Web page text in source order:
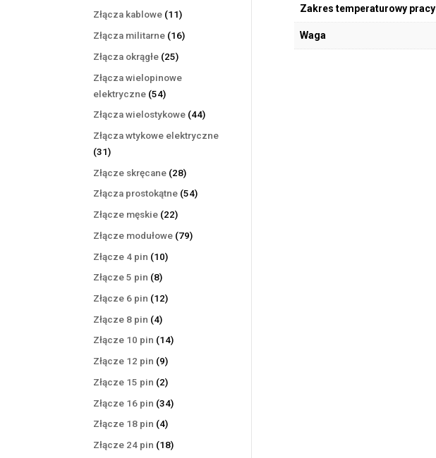
Złącza kablowe 1111
produktów
Złącza militarne 1616
Złącza okrągłe 2525
Złącza wielopinowe
elektryczne 5454
produkty
Złącza wielostykowe 4444
Złącza wtykowe elektryczne
3131
produktów
Złącze skręcane 2828
produktów
Złącza prostokątne 5454
Złącze męskie 2222
produkty
Złącze modułowe 7979
Złącze 4 pin 1010
Złącze 5 pin 88
produktów
Złącze 6 pin 1212
Złącze 8 pin 44
produkty
Złącze 10 pin 1414
Złącze 12 pin 99
produktów
Złącze 15 pin 22
produkty
Złącze 16 pin 3434
Złącze 18 pin 44
produkty
Złącze 24 pin 1818
Zakres temperaturowy pracy
Waga